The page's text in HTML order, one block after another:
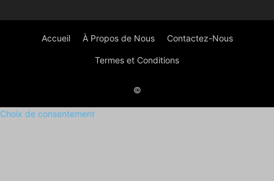
Accueil À Propos de Nous Contactez-Nous
Termes et Conditions
©
Choix de consentement